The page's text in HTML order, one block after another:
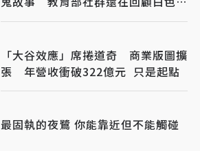
怖
「大谷效應」席捲道奇 商業版圖擴
張 年營收衝破322億元 只是起點
最固執的夜鷺 你能靠近但不能觸碰